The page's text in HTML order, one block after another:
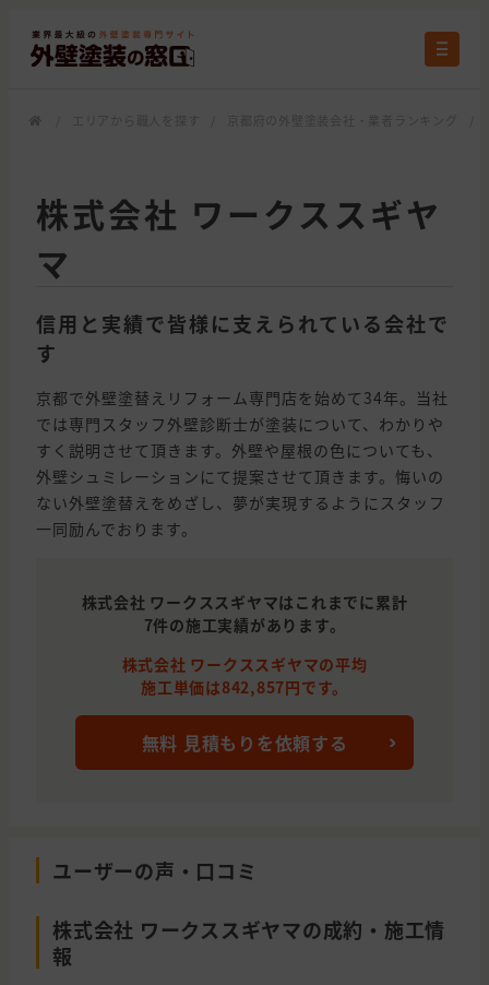
株式会社 ワークススギヤ
マ
信用と実績で皆様に支えられている会社で
す
京都で外壁塗替えリフォーム専門店を始めて34年。当社
では専門スタッフ外壁診断士が塗装について、わかりや
すく説明させて頂きます。外壁や屋根の色についても、
外壁シュミレーションにて提案させて頂きます。悔いの
ない外壁塗替えをめざし、夢が実現するようにスタッフ
一同励んでおります。
株式会社 ワークススギヤマはこれまでに累計
7件の施工実績があります。
株式会社 ワークススギヤマの平均
施工単価は842,857円です。
無料 見積もりを依頼する
ユーザーの声・口コミ
株式会社 ワークススギヤマの成約・施工情
報